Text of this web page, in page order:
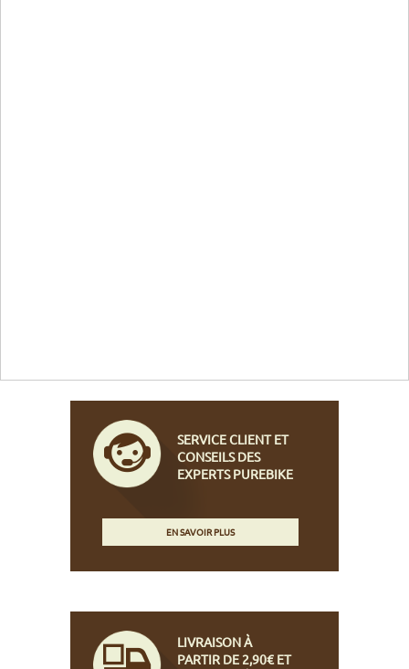
SERVICE CLIENT ET
CONSEILS DES
EXPERTS PUREBIKE
EN SAVOIR PLUS
LIVRAISON À
PARTIR DE 2,90€ ET